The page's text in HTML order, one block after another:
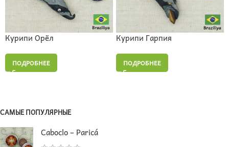
Курипи Орёл
ПОДРОБНЕЕ
Курипи Гарпия
ПОДРОБНЕЕ
САМЫЕ ПОПУЛЯРНЫЕ
Caboclo – Paricá